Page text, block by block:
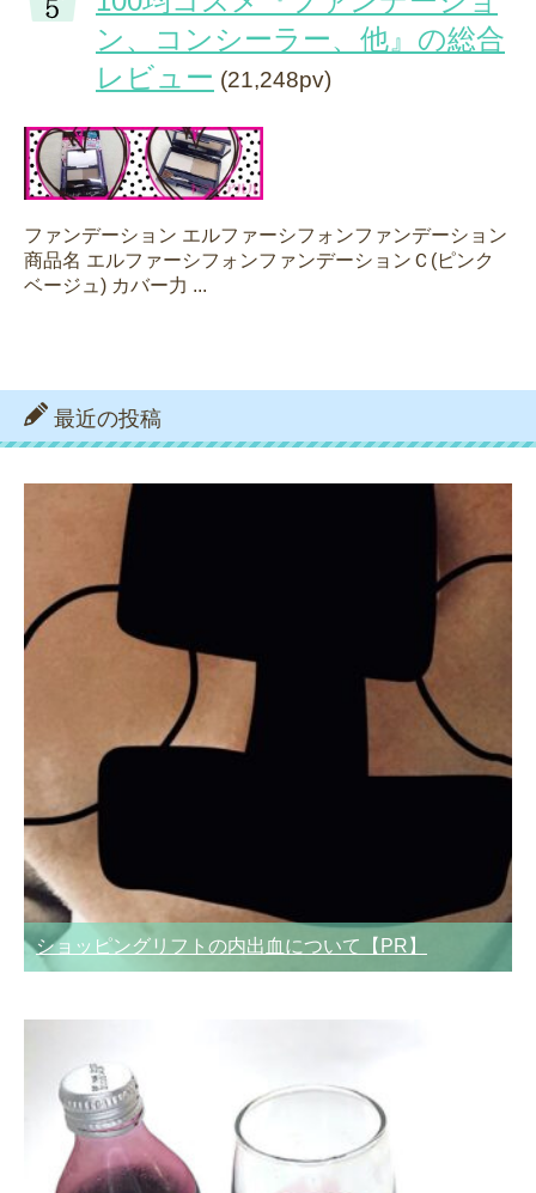
ン、コンシーラー、他』の総合
レビュー (21,248pv)
ファンデーション エルファーシフォンファンデーション
商品名 エルファーシフォンファンデーションＣ(ピンク
ベージュ) カバー力 ...
最近の投稿
ショッピングリフトの内出血について【PR】